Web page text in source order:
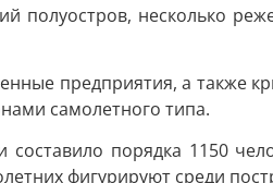
полуостров, несколько
предприятия, а также
самолетного типа.
порядка 1150
фигурируют среди